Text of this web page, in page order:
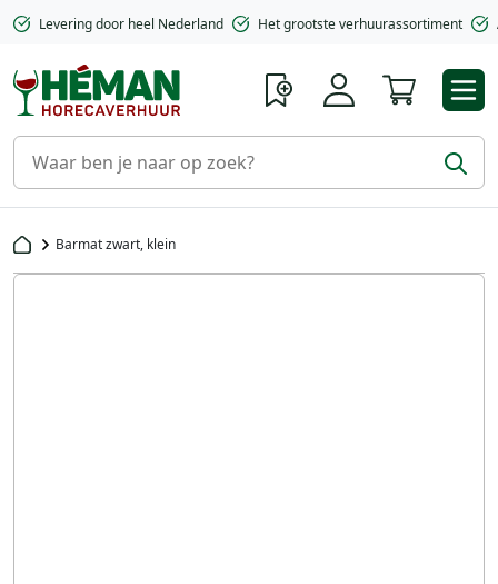
Levering door heel Nederland Het grootste verhuurassortiment
Barmat zwart, klein